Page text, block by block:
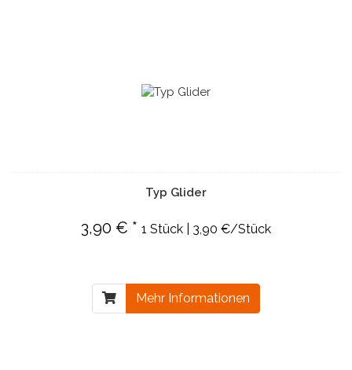
Typ Glider
3,90 € * 1 Stück | 3,90 €/Stück
Mehr Informationen